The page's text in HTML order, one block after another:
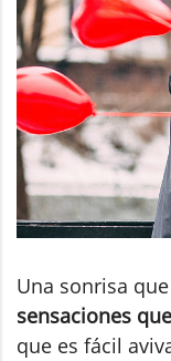
Una sonrisa
sensaciones
que es fácil